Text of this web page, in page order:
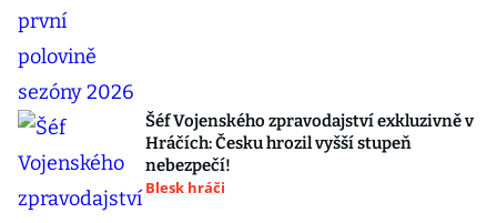
Šéf Vojenského zpravodajství exkluzivně v
Hráčích: Česku hrozil vyšší stupeň
nebezpečí!
Blesk hráči